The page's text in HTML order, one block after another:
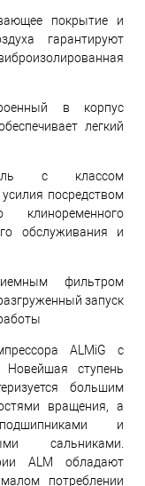
покрытие и
гарантируют
в корпус
легкий
с классом
посредством
клиноременного
обслуживания и
фильтром
запуск
ALMiG с
Новейшая ступень
большим
вращения, а
и
сальниками.
ALM обладают
потреблении